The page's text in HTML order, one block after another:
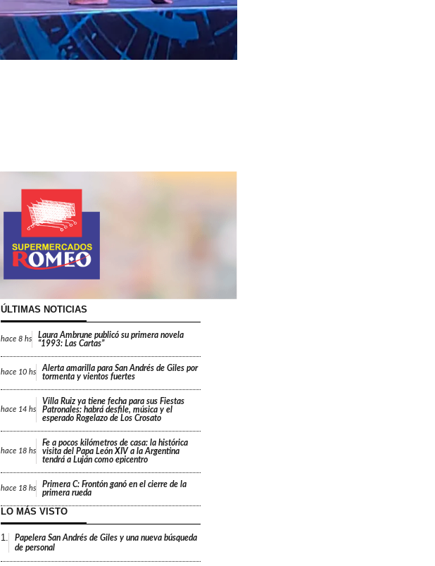
ÚLTIMAS NOTICIAS
hace 8 hs
Laura Ambrune publicó su primera novela
“1993: Las Cartas”
hace 10 hs
Alerta amarilla para San Andrés de Giles por
tormenta y vientos fuertes
hace 14 hs
Villa Ruiz ya tiene fecha para sus Fiestas
Patronales: habrá desfile, música y el
esperado Rogelazo de Los Crosato
hace 18 hs
Fe a pocos kilómetros de casa: la histórica
visita del Papa León XIV a la Argentina
tendrá a Luján como epicentro
hace 18 hs
Primera C: Frontón ganó en el cierre de la
primera rueda
LO MÁS VISTO
1.
Papelera San Andrés de Giles y una nueva búsqueda
de personal